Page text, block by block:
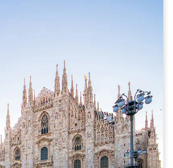
il treno Italo. Con l'alta velocità e il
da Italo, sarai in grado di goderti
verso Taranto. Scegli Italo per
senza stress e arriva a destinazione in
offre tanto da vedere, tanto da
Non perdere l'opportunità di vivere
splendida città di Taranto. Acquista
e inizia il tuo viaggio verso questa